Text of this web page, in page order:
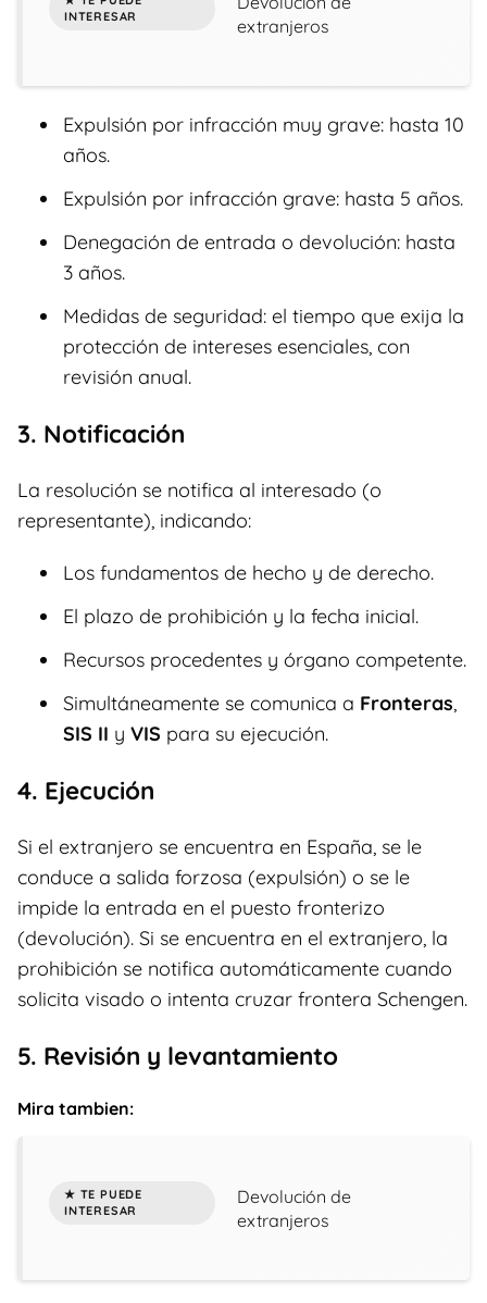
extranjeros
Expulsión por infracción muy grave: hasta 10
años.
Expulsión por infracción grave: hasta 5 años.
Denegación de entrada o devolución: hasta
3 años.
Medidas de seguridad: el tiempo que exija la
protección de intereses esenciales, con
revisión anual.
3. Notificación
La resolución se notifica al interesado (o
representante), indicando:
Los fundamentos de hecho y de derecho.
El plazo de prohibición y la fecha inicial.
Recursos procedentes y órgano competente.
Simultáneamente se comunica a Fronteras,
SIS II y VIS para su ejecución.
4. Ejecución
Si el extranjero se encuentra en España, se le
conduce a salida forzosa (expulsión) o se le
impide la entrada en el puesto fronterizo
(devolución). Si se encuentra en el extranjero, la
prohibición se notifica automáticamente cuando
solicita visado o intenta cruzar frontera Schengen.
5. Revisión y levantamiento
Mira tambien:
Devolución de
extranjeros